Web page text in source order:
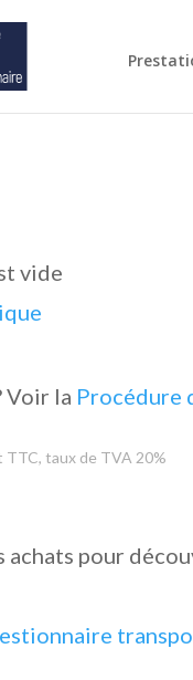
vide
Voir la Procédure
TTC, taux de TVA 20%
achats pour